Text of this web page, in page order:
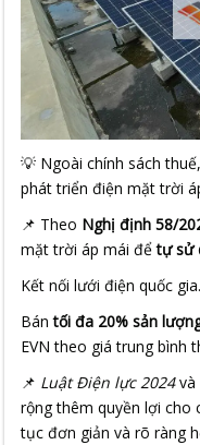
💡 Ngoài chính sách
phát triển điện mặt trời
📌 Theo Nghị định 58/
mặt trời áp mái đểtự sử
Kết nối lưới điện quốc gia.
Bántối đa 20% sản
EVN theo giá trung bình
📌 Luật Điện lực 2024và
rộng thêm quyền lợi
tục đơn giản và rõ ràng